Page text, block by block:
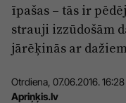
Izglītība
Veselība
Vide
īpašas – tās ir
strauji izzūdošām
jārēķinās ar
Otrdiena, 07.06.2016. 16:28
Apriņķis.lv